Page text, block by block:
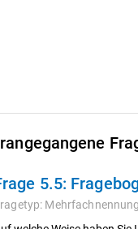
5.5:
Mehrfachnennung